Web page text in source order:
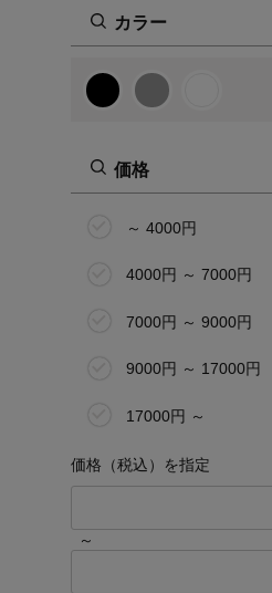
カラー
価格
～ 4000円
4000円 ～ 7000円
7000円 ～ 9000円
9000円 ～ 17000円
17000円 ～
価格（税込）を指定
～